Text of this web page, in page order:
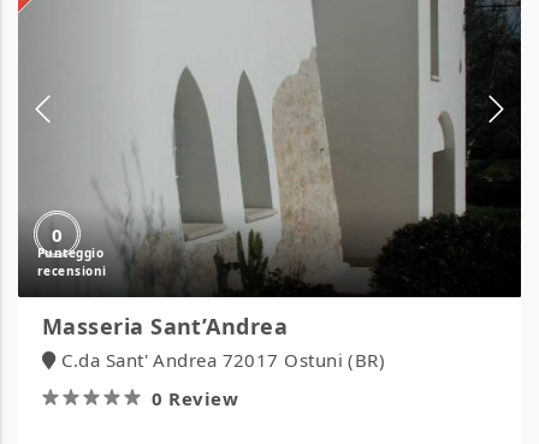
0
Masseria Sant’Andrea
C.da Sant' Andrea 72017 Ostuni (BR)
0 Review